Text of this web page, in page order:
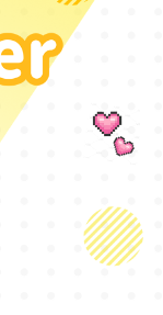
るログイン